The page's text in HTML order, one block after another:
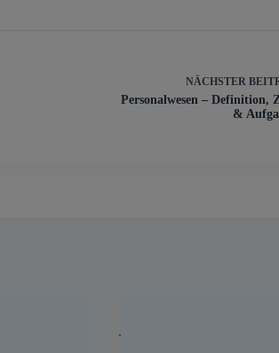
NÄCHSTER
Personalwesen – Definition,
&